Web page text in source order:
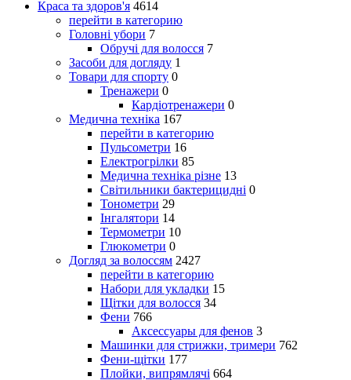
Краса та здоров'я 4614
перейти в категорию
Головні убори 7
Обручі для волосся 7
Засоби для догляду 1
Товари для спорту 0
Тренажери 0
Кардіотренажери 0
Медична техніка 167
перейти в категорию
Пульсометри 16
Електрогрілки 85
Медична техніка різне 13
Світильники бактерицидні 0
Тонометри 29
Інгалятори 14
Термометри 10
Глюкометри 0
Догляд за волоссям 2427
перейти в категорию
Набори для укладки 15
Щітки для волосся 34
Фени 766
Аксессуары для фенов 3
Машинки для стрижки, тримери 762
Фени-щітки 177
Плойки, випрямлячі 664